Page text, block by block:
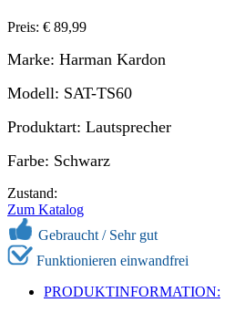
Preis: € 89,99
Marke: Harman Kardon
Modell: SAT-TS60
Produktart: Lautsprecher
Farbe: Schwarz
Zustand:
Zum Katalog
Gebraucht / Sehr gut
Funktionieren einwandfrei
PRODUKTINFORMATION: